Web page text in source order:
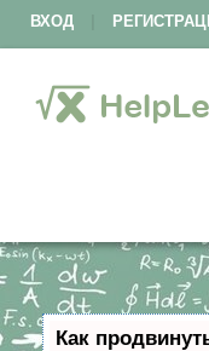
ВХОД
Как